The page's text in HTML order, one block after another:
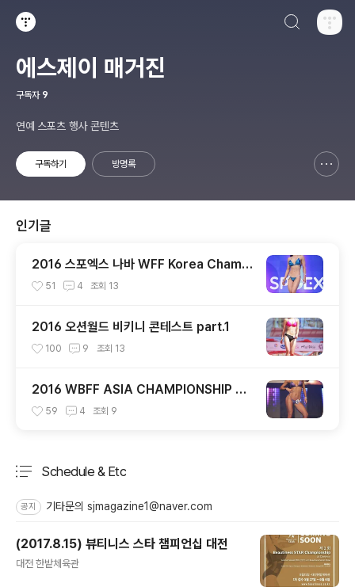
에스제이 매거진
구독자 9
연예 스포츠 행사 콘텐츠
구독하기 방명록
인기글
2016 스포엑스 나바 WFF Korea Champi
on ship 미스비키니 숏부문
51 4 조회 13
2016 오션월드 비키니 콘테스트 part.1
100 9 조회 13
2016 WBFF ASIA CHAMPIONSHIP Di
va Bikini 톨부문
59 4 조회 9
Schedule & Etc
공지 기타문의 sjmagazine1@naver.com
(2017.8.15) 뷰티니스 스타 챔피언십 대전
대전 한밭체육관